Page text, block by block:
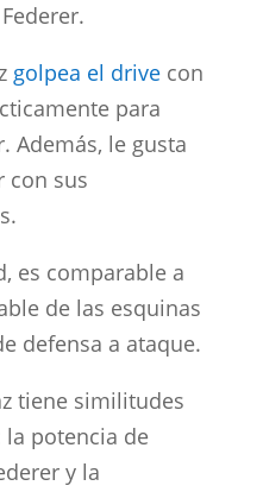
golpea el drivecon
para
Además, le gusta
con sus
es comparable a
de las esquinas
defensa a ataque.
tiene similitudes
la potencia de
y la